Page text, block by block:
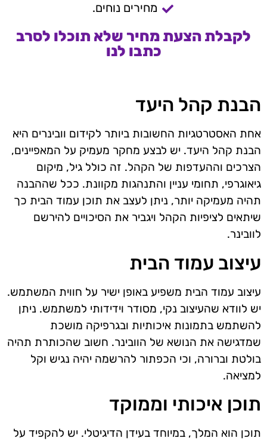
מחירים נוחים.
לקבלת הצעת מחיר שלא תוכלו לסרב
כתבו לנו
הבנת קהל היעד
אחת האסטרטגיות החשובות ביותר לקידום וובינרים היא
הבנת קהל היעד. יש לבצע מחקר מעמיק על המאפיינים,
הצרכים וההעדפות של הקהל. זה כולל גיל, מיקום
גיאוגרפי, תחומי עניין והתנהגות מקוונת. ככל שההבנה
תהיה מעמיקה יותר, ניתן לעצב את תוכן עמוד הבית כך
שיתאים לציפיות הקהל ויגביר את הסיכויים להירשם
לוובינר.
עיצוב עמוד הבית
עיצוב עמוד הבית משפיע באופן ישיר על חווית המשתמש.
יש לוודא שהעיצוב נקי, מסודר וידידותי למשתמש. ניתן
להשתמש בתמונות איכותיות ובגרפיקה מושכת
שמדגישה את הנושא של הוובינר. חשוב שהכותרת תהיה
בולטת וברורה, וכי הכפתור להרשמה יהיה נגיש וקל
למציאה.
תוכן איכותי וממוקד
תוכן הוא המלך, במיוחד בעידן הדיגיטלי. יש להקפיד על